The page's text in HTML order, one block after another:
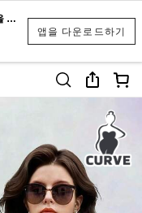
앱을 다운로드하기
SHEIN앱에서 더 많은 혜택을 받을 수 있어요.